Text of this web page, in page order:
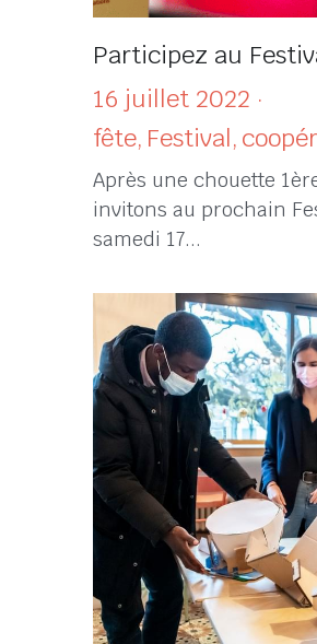
Participez au
16 juillet 2022·
fête,Festival,
invitons au prochain
samedi 17...